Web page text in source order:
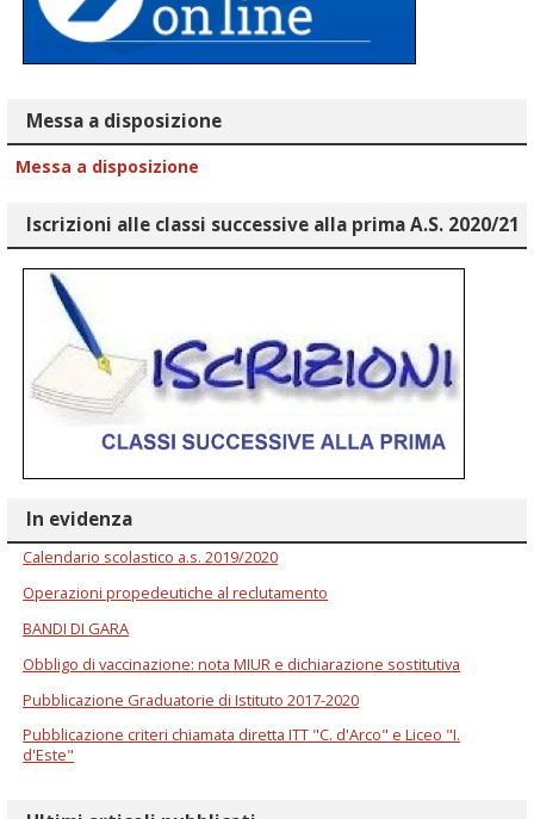
Messa a disposizione
Messa a disposizione
Iscrizioni alle classi successive alla prima A.S. 2020/21
In evidenza
Calendario scolastico a.s. 2019/2020
Operazioni propedeutiche al reclutamento
BANDI DI GARA
Obbligo di vaccinazione: nota MIUR e dichiarazione sostitutiva
Pubblicazione Graduatorie di Istituto 2017-2020
Pubblicazione criteri chiamata diretta ITT "C. d'Arco" e Liceo "I.
d'Este"